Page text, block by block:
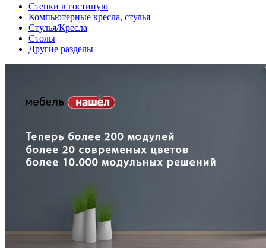
Стенки в гостиную
Компьютерные кресла, стулья
Стулья/Кресла
Столы
Другие разделы